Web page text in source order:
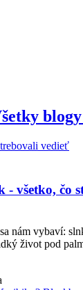
blogy
- všetko, čo
nám vybaví:
život pod